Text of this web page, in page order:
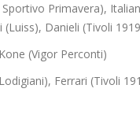
Primavera),
(Luiss), Danieli (Tivoli
(Vigor Perconti)
Ferrari (Tivoli